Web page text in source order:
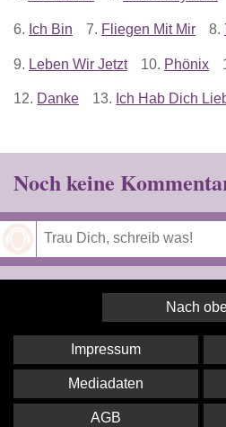
6. Ich Bin 7. Fliegen Mit Mir 8.
9. Leben Wir Jetzt 10. Phönix
12. Danke 13. Ich Hab Dich
Noch keine
Nach
Impressum
Mediadaten
AGB